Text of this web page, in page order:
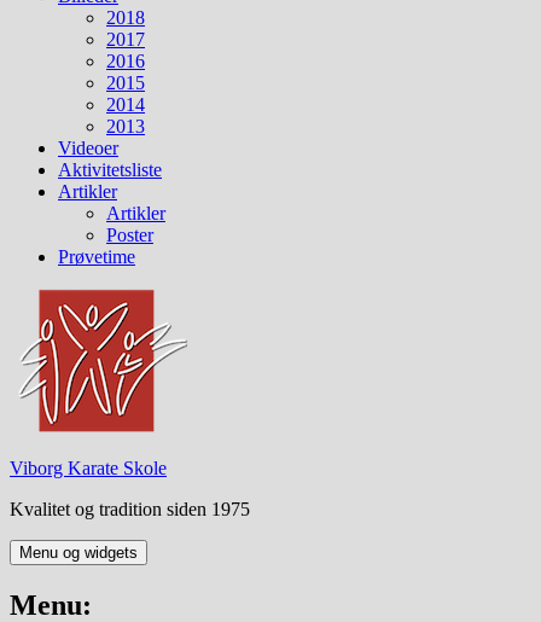
2018
2017
2016
2015
2014
2013
Videoer
Aktivitetsliste
Artikler
Artikler
Poster
Prøvetime
Viborg Karate Skole
Kvalitet og tradition siden 1975
Menu og widgets
Menu: